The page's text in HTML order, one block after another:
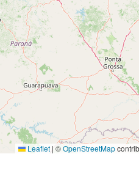
Leaflet | ©OpenStreetMap